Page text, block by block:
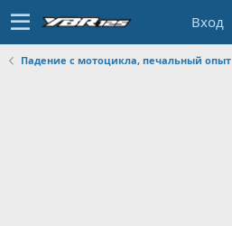
Вход
Падение с мотоцикла, печальный опыт